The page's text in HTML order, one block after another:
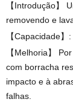
【Introdução】
removendo e
【Capacidade
【Melhoria】
com borracha
impacto e à
falhas.